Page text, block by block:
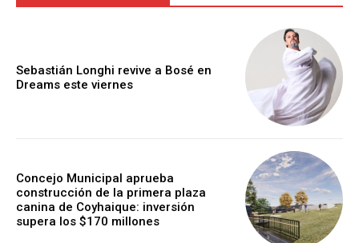
Sebastián Longhi revive a Bosé en
Dreams este viernes
Concejo Municipal aprueba
construcción de la primera plaza
canina de Coyhaique: inversión
supera los $170 millones